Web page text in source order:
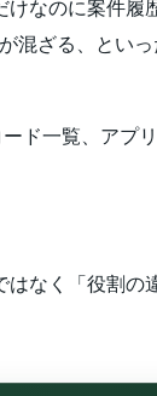
なのに案件履
混ざる、とい
ド一覧、アプ
なく「役割の